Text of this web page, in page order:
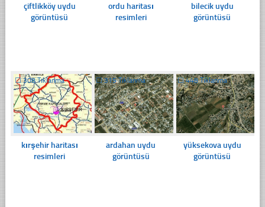
çiftlikköy uydu
görüntüsü
ordu haritası
resimleri
bilecik uydu
görüntüsü
☐308 Tıklanma
kırşehir haritası
resimleri
☐315 Tıklanma
ardahan uydu
görüntüsü
☐448 Tıklanma
yüksekova uydu
görüntüsü